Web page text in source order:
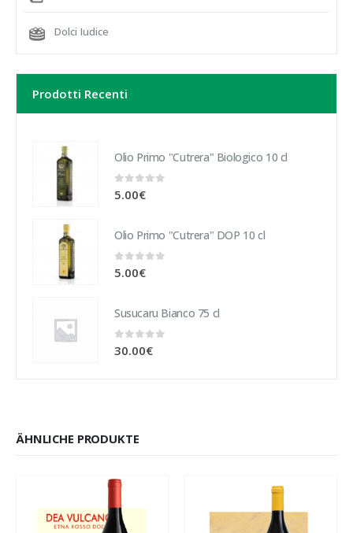
Dolci Iudice
Prodotti Recenti
Olio Primo "Cutrera" Biologico 10 cl
0 out of 5
5.00€
Olio Primo "Cutrera" DOP 10 cl
0 out of 5
5.00€
Susucaru Bianco 75 cl
0out of 5
30.00€
ÄHNLICHE PRODUKTE